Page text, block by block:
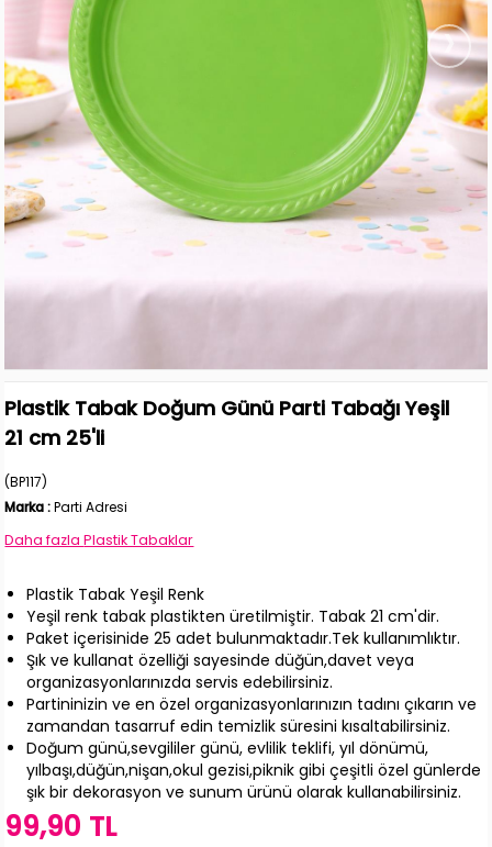
›
Plastik Tabak Doğum Günü Parti Tabağı Yeşil
21 cm 25'li
(BP117)
Marka : Parti Adresi
Daha fazlaPlastik Tabaklar
Plastik Tabak Yeşil Renk
Yeşil renk tabak plastikten üretilmiştir. Tabak 21 cm'dir.
Paket içerisinide 25 adet bulunmaktadır.Tek kullanımlıktır.
Şık ve kullanat özelliği sayesinde düğün,davet veya
organizasyonlarınızda servis edebilirsiniz.
Partininizin ve en özel organizasyonlarınızın tadını çıkarın ve
zamandan tasarruf edin temizlik süresini kısaltabilirsiniz.
Doğum günü,sevgililer günü, evlilik teklifi, yıl dönümü,
yılbaşı,düğün,nişan,okul gezisi,piknik gibi çeşitli özel günlerde
şık bir dekorasyon ve sunum ürünü olarak kullanabilirsiniz.
99,90 TL